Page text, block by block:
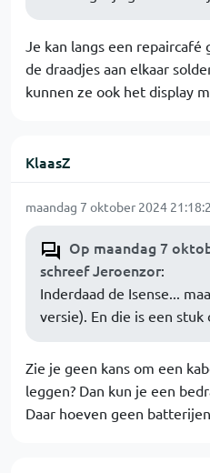
Je kan langs een repaircafé
de draadjes aan elkaar
kunnen ze ook het display
KlaasZ
maandag 7 oktober 2024
Op maandag 7
schreef Jeroenzor:
Inderdaad de Isense...
versie). En die is een stuk
Zie je geen kans om een
leggen? Dan kun je een
Daar hoeven geen